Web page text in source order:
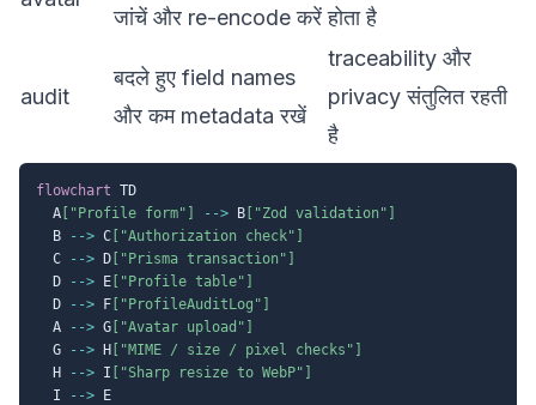
जांचें और re-encode करें होता है
audit
बदले हुए field names
और कम metadata रखें
traceability और
privacy संतुलित रहती
है
flowchart TD
  A
["Profile form"] --> B ["Zod validation"]
  B
--> C ["Authorization check"]
  C
--> D ["Prisma transaction"]
  D
--> E ["Profile table"]
  D
--> F ["ProfileAuditLog"]
  A
--> G ["Avatar upload"]
  G
--> H ["MIME / size / pixel checks"]
  H
--> I ["Sharp resize to WebP"]
  I
-->